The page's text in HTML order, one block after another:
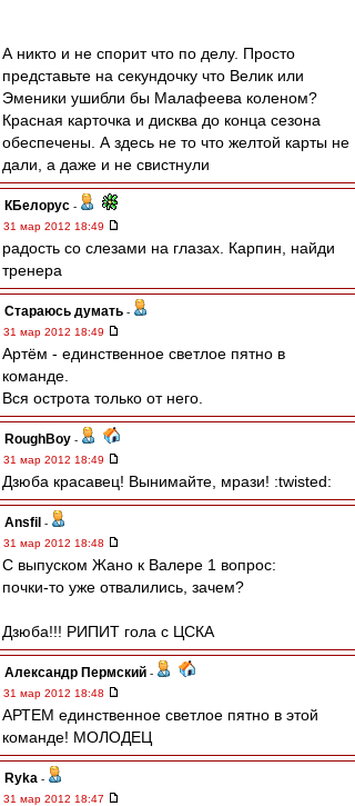
А никто и не спорит что по делу. Просто
представьте на секундочку что Велик или
Эменики ушибли бы Малафеева коленом?
Красная карточка и дисква до конца сезона
обеспечены. А здесь не то что желтой карты не
дали, а даже и не свистнули
КБелорус -
31 мар 2012 18:49
радость со слезами на глазах. Карпин, найди
тренера
Стараюсь думать -
31 мар 2012 18:49
Артём - единственное светлое пятно в
команде.
Вся острота только от него.
RoughBoy -
31 мар 2012 18:49
Дзюба красавец! Вынимайте, мрази! :twisted:
Ansfil -
31 мар 2012 18:48
С выпуском Жано к Валере 1 вопрос:
почки-то уже отвалились, зачем?
Дзюба!!! РИПИТ гола с ЦСКА
Александр Пермский -
31 мар 2012 18:48
АРТЕМ единственное светлое пятно в этой
команде! МОЛОДЕЦ
Ryka -
31 мар 2012 18:47